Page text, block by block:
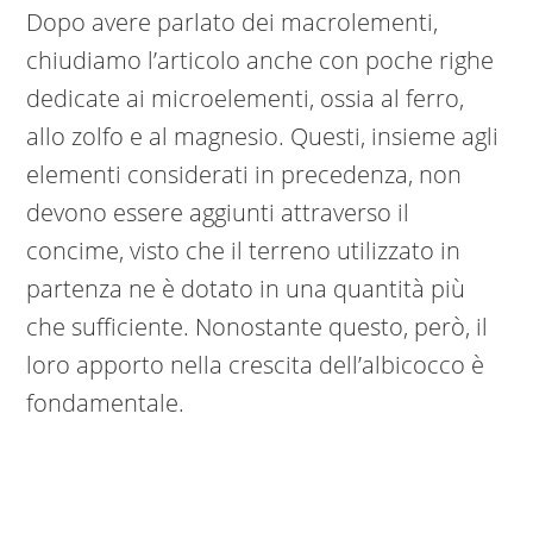
Dopo avere parlato dei macrolementi,
chiudiamo l’articolo anche con poche righe
dedicate ai microelementi, ossia al ferro,
allo zolfo e al magnesio. Questi, insieme agli
elementi considerati in precedenza, non
devono essere aggiunti attraverso il
concime, visto che il terreno utilizzato in
partenza ne è dotato in una quantità più
che sufficiente. Nonostante questo, però, il
loro apporto nella crescita dell’albicocco è
fondamentale.